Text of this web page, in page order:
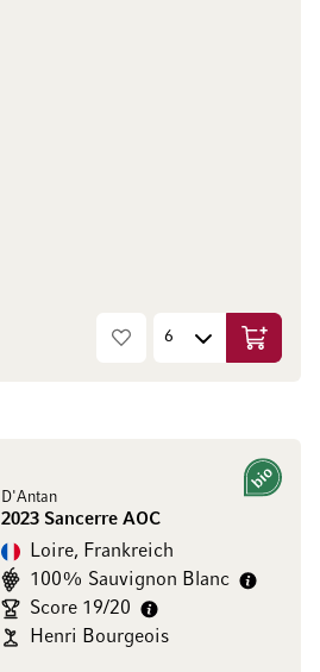
In den
D'Antan
2023 Sancerre AOC
Bio
Loire, Frankreich
100% Sauvignon Blanc
Score 19/20
Henri Bourgeois